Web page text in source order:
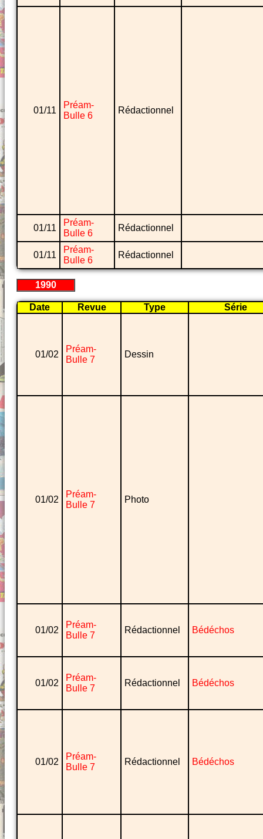
01/11
Préam-
Bulle 6
Rédactionnel
01/11
Préam-
Bulle 6
Rédactionnel
01/11
Préam-
Bulle 6
Rédactionnel
1990
Date Revue Type Série
01/02
Préam-
Bulle 7
Dessin
01/02
Préam-
Bulle 7
Photo
01/02
Préam-
Bulle 7
Rédactionnel Bédéchos
01/02
Préam-
Bulle 7
Rédactionnel Bédéchos
01/02
Préam-
Bulle 7
Rédactionnel Bédéchos